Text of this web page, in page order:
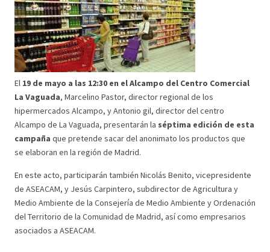
El 19 de mayo a las 12:30 en el Alcampo del Centro Comercial
La Vaguada, Marcelino Pastor, director regional de los
hipermercados Alcampo, y Antonio gil, director del centro
Alcampo de La Vaguada, presentarán la séptima edición de esta
campaña que pretende sacar del anonimato los productos que
se elaboran en la región de Madrid.
En este acto, participarán también Nicolás Benito, vicepresidente
de ASEACAM, y Jesús Carpintero, subdirector de Agricultura y
Medio Ambiente de la Consejería de Medio Ambiente y Ordenación
del Territorio de la Comunidad de Madrid, así como empresarios
asociados a ASEACAM.